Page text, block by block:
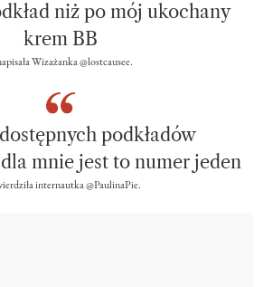
niż po mój ukochany
krem BB
Wizażanka @lostcausee.
podkładów
mnie jest to numer jeden
internautka @PaulinaPie.